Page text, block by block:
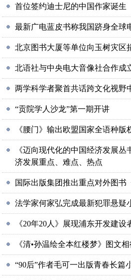
首位签约迪士尼的中国作家诞生
最新广电蓝皮书称我国跻身全球
北京图书大厦等单位向玉树灾区
北语社与中央电大音像社合作成
两学科学者聚首共话跨文化视野
“贡院学人沙龙”第一期开讲
《腰门》输出欧盟国家全语种版
《迈向现代化的中国经济发展
济发展重点、难点、热点
国际出版集团推出重点对外图书
法学家何家弘完成最新犯罪悬疑
《20年20人》展现浦东开发建设
《清•孙温绘全本红楼梦》图文
“90后”作者毛可一出版青春长篇